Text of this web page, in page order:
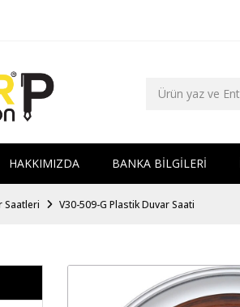
HAKKIMIZDA BANKA BİLGİLERİ
Saatleri V30-509-G Plastik Duvar Saati